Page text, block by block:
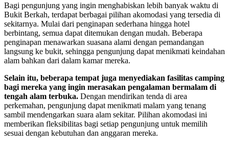
Bagi pengunjung yang ingin menghabiskan lebih banyak waktu di
Bukit Berkah, terdapat berbagai pilihan akomodasi yang tersedia di
sekitarnya. Mulai dari penginapan sederhana hingga hotel
berbintang, semua dapat ditemukan dengan mudah. Beberapa
penginapan menawarkan suasana alami dengan pemandangan
langsung ke bukit, sehingga pengunjung dapat menikmati keindahan
alam bahkan dari dalam kamar mereka.
Selain itu, beberapa tempat juga menyediakan fasilitas camping
bagi mereka yang ingin merasakan pengalaman bermalam di
tengah alam terbuka. Dengan mendirikan tenda di area
perkemahan, pengunjung dapat menikmati malam yang tenang
sambil mendengarkan suara alam sekitar. Pilihan akomodasi ini
memberikan fleksibilitas bagi setiap pengunjung untuk memilih
sesuai dengan kebutuhan dan anggaran mereka.